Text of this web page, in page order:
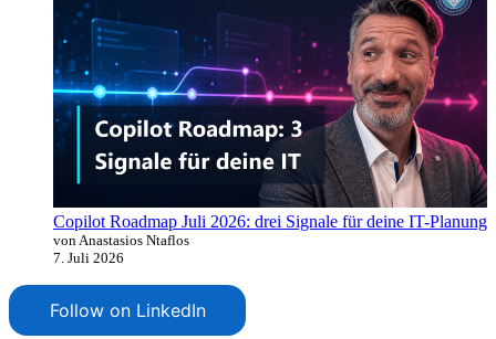
Copilot Roadmap Juli 2026: drei Signale für deine IT-Planung
von Anastasios Ntaflos
7. Juli 2026
Follow on LinkedIn